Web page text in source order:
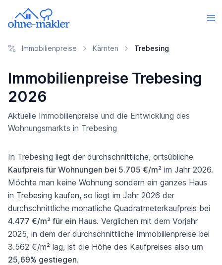
Immobilienpreise Kärnten Trebesing
Immobilienpreise Trebesing
2026
Aktuelle Immobilienpreise und die Entwicklung des
Wohnungsmarkts in Trebesing
In Trebesing liegt der durchschnittliche, ortsübliche
Kaufpreis für Wohnungen bei 5.705 €/m² im Jahr 2026.
Möchte man keine Wohnung sondern ein ganzes Haus
in Trebesing kaufen, so liegt im Jahr 2026 der
durchschnittliche monatliche Quadratmeterkaufpreis bei
4.477 €/m² für ein Haus. Verglichen mit dem Vorjahr
2025, in dem der durchschnittliche Immobilienpreise bei
3.562 €/m² lag, ist die Höhe des Kaufpreises also um
25,69% gestiegen.